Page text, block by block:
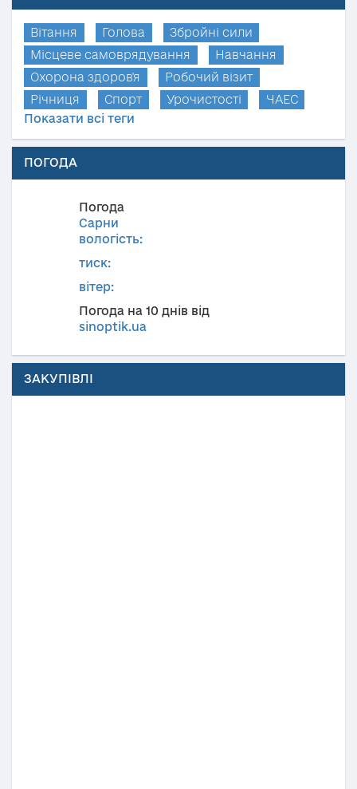
Вітання Голова
Збройні сили
Місцеве самоврядування
Навчання
Охорона здоров'я
Робочий візит
Річниця
Спорт Урочистості
ЧАЕС
Показати всі теги
ПОГОДА
Погода
Сарни
вологість:
тиск:
вітер:
Погода на 10 днів від
sinoptik.ua
ЗАКУПІВЛІ